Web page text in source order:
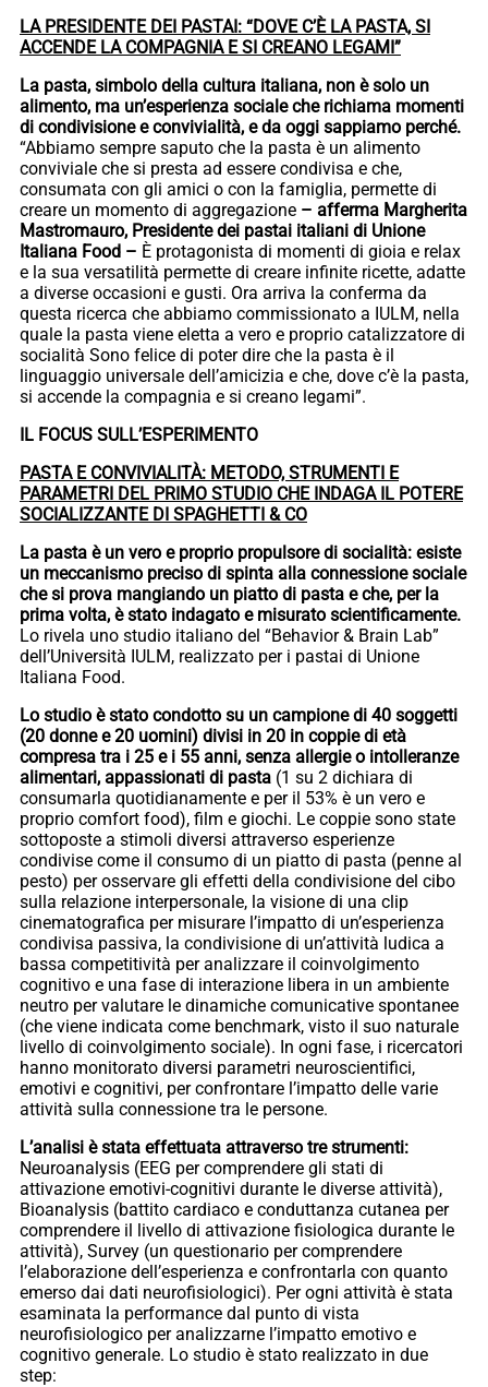
LA PRESIDENTE DEI PASTAI: “DOVE C’È LA PASTA, SI
ACCENDE LA COMPAGNIA E SI CREANO LEGAMI”
La pasta, simbolo della cultura italiana, non è solo un
alimento, ma un’esperienza sociale che richiama momenti
di condivisione e convivialità, e da oggi sappiamo perché.
“Abbiamo sempre saputo che la pasta è un alimento
conviviale che si presta ad essere condivisa e che,
consumata con gli amici o con la famiglia, permette di
creare un momento di aggregazione – afferma Margherita
Mastromauro, Presidente dei pastai italiani di Unione
Italiana Food – È protagonista di momenti di gioia e relax
e la sua versatilità permette di creare infinite ricette, adatte
a diverse occasioni e gusti. Ora arriva la conferma da
questa ricerca che abbiamo commissionato a IULM, nella
quale la pasta viene eletta a vero e proprio catalizzatore di
socialità Sono felice di poter dire che la pasta è il
linguaggio universale dell’amicizia e che, dove c’è la pasta,
si accende la compagnia e si creano legami”.
IL FOCUS SULL’ESPERIMENTO
PASTA E CONVIVIALITÀ: METODO, STRUMENTI E
PARAMETRI DEL PRIMO STUDIO CHE INDAGA IL POTERE
SOCIALIZZANTE DI SPAGHETTI & CO
La pasta è un vero e proprio propulsore di socialità: esiste
un meccanismo preciso di spinta alla connessione sociale
che si prova mangiando un piatto di pasta e che, per la
prima volta, è stato indagato e misurato scientificamente.
Lo rivela uno studio italiano del “Behavior & Brain Lab”
dell’Università IULM, realizzato per i pastai di Unione
Italiana Food.
Lo studio è stato condotto su un campione di 40 soggetti
(20 donne e 20 uomini) divisi in 20 in coppie di età
compresa tra i 25 e i 55 anni, senza allergie o intolleranze
alimentari, appassionati di pasta (1 su 2 dichiara di
consumarla quotidianamente e per il 53% è un vero e
proprio comfort food), film e giochi. Le coppie sono state
sottoposte a stimoli diversi attraverso esperienze
condivise come il consumo di un piatto di pasta (penne al
pesto) per osservare gli effetti della condivisione del cibo
sulla relazione interpersonale, la visione di una clip
cinematografica per misurare l’impatto di un’esperienza
condivisa passiva, la condivisione di un’attività ludica a
bassa competitività per analizzare il coinvolgimento
cognitivo e una fase di interazione libera in un ambiente
neutro per valutare le dinamiche comunicative spontanee
(che viene indicata come benchmark, visto il suo naturale
livello di coinvolgimento sociale). In ogni fase, i ricercatori
hanno monitorato diversi parametri neuroscientifici,
emotivi e cognitivi, per confrontare l’impatto delle varie
attività sulla connessione tra le persone.
L’analisi è stata effettuata attraverso tre strumenti:
Neuroanalysis (EEG per comprendere gli stati di
attivazione emotivi-cognitivi durante le diverse attività),
Bioanalysis (battito cardiaco e conduttanza cutanea per
comprendere il livello di attivazione fisiologica durante le
attività), Survey (un questionario per comprendere
l’elaborazione dell’esperienza e confrontarla con quanto
emerso dai dati neurofisiologici). Per ogni attività è stata
esaminata la performance dal punto di vista
neurofisiologico per analizzarne l’impatto emotivo e
cognitivo generale. Lo studio è stato realizzato in due
step: